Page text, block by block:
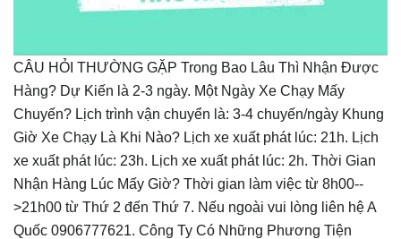
CÂU HỎI THƯỜNG GẶP Trong Bao Lâu Thì Nhận Được
Hàng? Dự Kiến là 2-3 ngày. Một Ngày Xe Chạy Mấy
Chuyến? Lịch trình vận chuyển là: 3-4 chuyến/ngày Khung
Giờ Xe Chạy Là Khi Nào? Lịch xe xuất phát lúc: 21h. Lịch
xe xuất phát lúc: 23h. Lịch xe xuất phát lúc: 2h. Thời Gian
Nhận Hàng Lúc Mấy Giờ? Thời gian làm việc từ 8h00--
>21h00 từ Thứ 2 đến Thứ 7. Nếu ngoài vui lòng liên hệ A
Quốc 0906777621. Công Ty Có Những Phương Tiện